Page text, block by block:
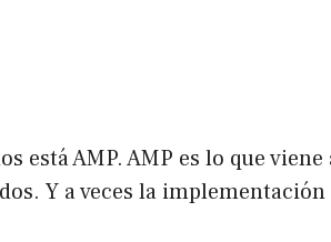
está AMP. AMP es lo que
Y a veces la